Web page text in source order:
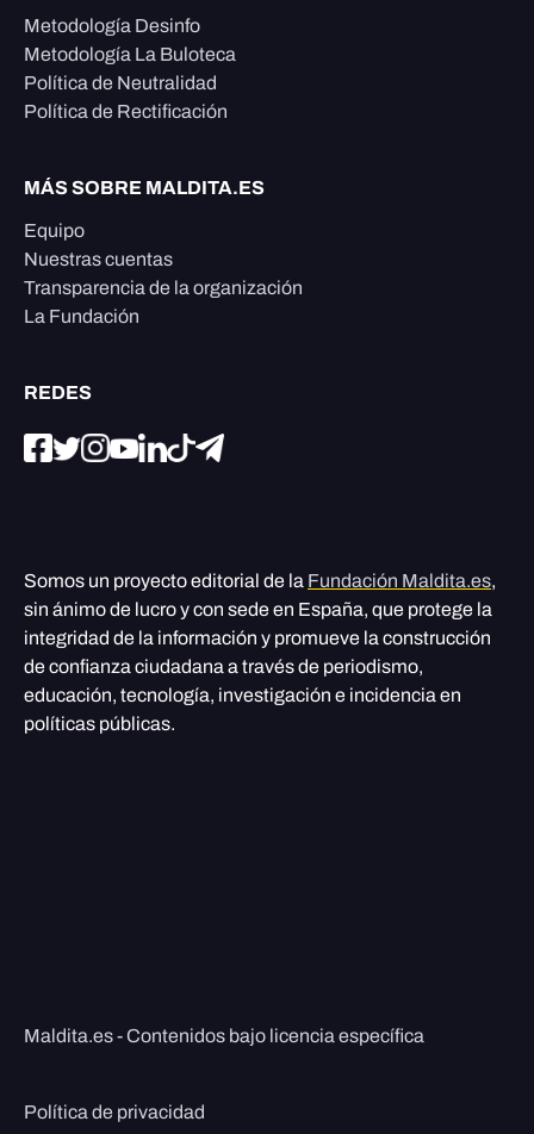
Metodología Desinfo
Metodología La Buloteca
Política de Neutralidad
Política de Rectificación
MÁS SOBRE MALDITA.ES
Equipo
Nuestras cuentas
Transparencia de la organización
La Fundación
REDES
Somos un proyecto editorial de la Fundación Maldita.es,
sin ánimo de lucro y con sede en España, que protege la
integridad de la información y promueve la construcción
de confianza ciudadana a través de periodismo,
educación, tecnología, investigación e incidencia en
políticas públicas.
Maldita.es - Contenidos bajo licencia específica
Política de privacidad